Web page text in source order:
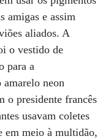
amigas e assim
aliados. A
o vestido de
para a
amarelo neon
o presidente francês
usavam coletes
em meio à multidão,